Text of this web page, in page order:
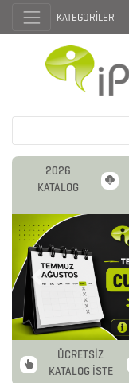
KATEGORİLER
2026
KATALOG
Previous
ÜCRETSİZ
KATALOG İSTE